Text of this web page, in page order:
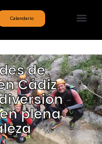
Calendario
de
Cádiz
plena